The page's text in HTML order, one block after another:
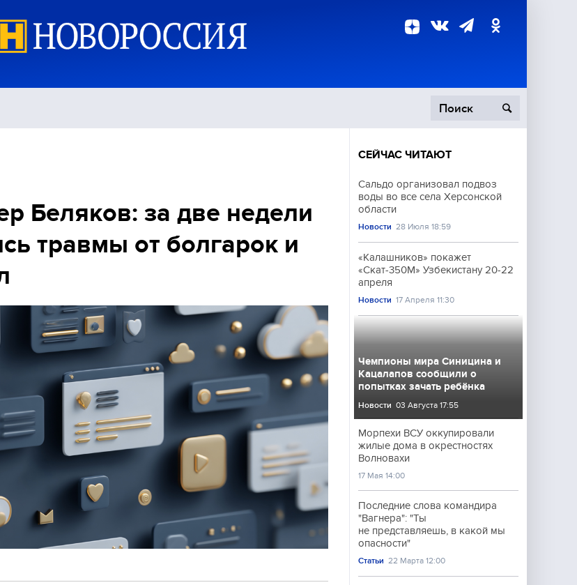
Происшествия
Беляков: за две недели
травмы от болгарок и
СЕЙЧАС ЧИТАЮТ
Сальдо организовал подвоз
воды во все села Херсонской
области
Новости 28 Июля 18:59
«Калашников» покажет
«Скат-350М» Узбекистану 20-22
апреля
Новости 17 Апреля 11:30
Чемпионы мира Синицина и
Кацалапов сообщили о
попытках зачать ребёнка
Новости 03 Августа 17:55
Морпехи ВСУ оккупировали
жилые дома в окрестностях
Волновахи
17 Мая 14:00
Последние слова командира
"Вагнера": "Ты
не представляешь, в какой мы
опасности"
Статьи 22 Марта 12:00